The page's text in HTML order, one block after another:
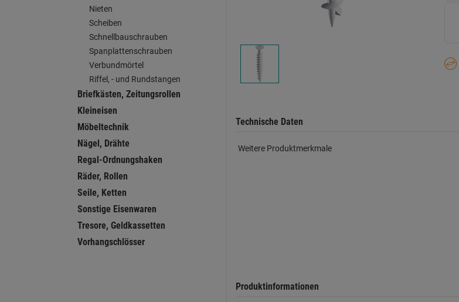
Nieten
Scheiben
Schnellbauschrauben
Spanplattenschrauben
Verbundmörtel
Riffel, - und Rundstangen
Briefkästen, Zeitungsrollen
Kleineisen
Möbeltechnik
Nägel, Drähte
Regal-Ordnungshaken
Räder, Rollen
Seile, Ketten
Sonstige Eisenwaren
Tresore, Geldkassetten
Vorhangschlösser
Technische Daten
Weitere Produktmerkmale
Produktinformationen